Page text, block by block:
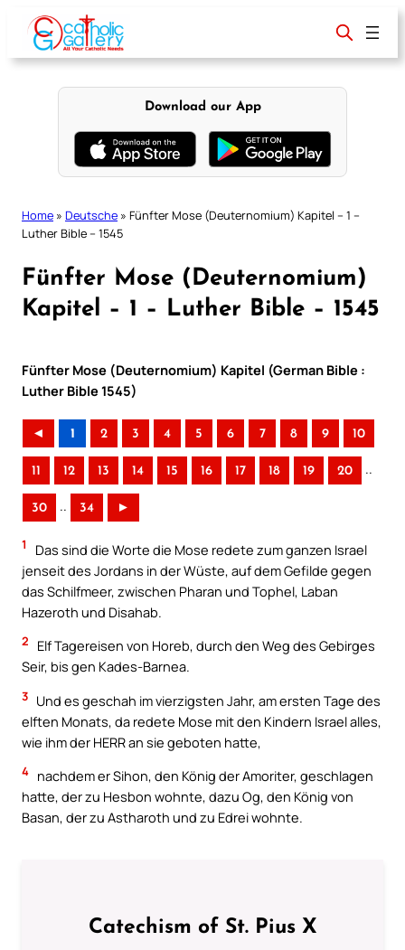
content
Download our App
Home » Deutsche » Fünfter Mose (Deuternomium) Kapitel – 1 –
Luther Bible – 1545
Fünfter Mose (Deuternomium)
Kapitel – 1 – Luther Bible – 1545
Fünfter Mose (Deuternomium) Kapitel (German Bible :
Luther Bible 1545)
◄ 1 2 3 4 5 6 7 8 9 10
11 12 13 14 15 16 17 18 19 20 ..
30 .. 34 ►
1
Das sind die Worte die Mose redete zum ganzen Israel
jenseit des Jordans in der Wüste, auf dem Gefilde gegen
das Schilfmeer, zwischen Pharan und Tophel, Laban
Hazeroth und Disahab.
2
Elf Tagereisen von Horeb, durch den Weg des Gebirges
Seir, bis gen Kades-Barnea.
3 Und es geschah im vierzigsten Jahr, am ersten Tage des
elften Monats, da redete Mose mit den Kindern Israel alles,
wie ihm der HERR an sie geboten hatte,
4 nachdem er Sihon, den König der Amoriter, geschlagen
hatte, der zu Hesbon wohnte, dazu Og, den König von
Basan, der zu Astharoth und zu Edrei wohnte.
Catechism of St. Pius X